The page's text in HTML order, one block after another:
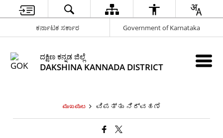
ಕರ್ನಾಟಕ ಸರ್ಕಾರ Government of Karnataka
ದಕ್ಷಿಣ ಕನ್ನಡ ಜಿಲ್ಲೆ
DAKSHINA KANNADA DISTRICT
ಮುಖಪುಟ ವಿಪತ್ತು ನಿರ್ವಹಣೆ